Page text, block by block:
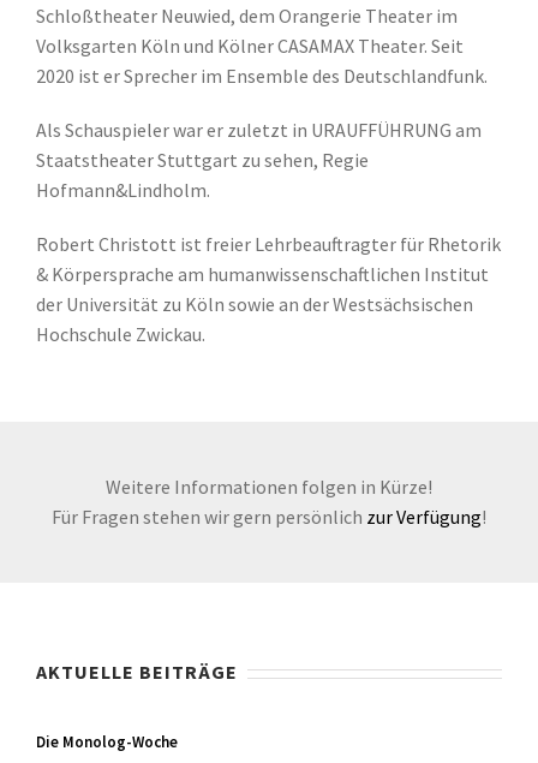
Schloßtheater Neuwied, dem Orangerie Theater im
Volksgarten Köln und Kölner CASAMAX Theater. Seit
2020 ist er Sprecher im Ensemble des Deutschlandfunk.
Als Schauspieler war er zuletzt in URAUFFÜHRUNG am
Staatstheater Stuttgart zu sehen, Regie
Hofmann&Lindholm.
Robert Christott ist freier Lehrbeauftragter für Rhetorik
& Körpersprache am humanwissenschaftlichen Institut
der Universität zu Köln sowie an der Westsächsischen
Hochschule Zwickau.
Weitere Informationen folgen in Kürze!
Für Fragen stehen wir gern persönlich zur Verfügung!
AKTUELLE BEITRÄGE
Die Monolog-Woche